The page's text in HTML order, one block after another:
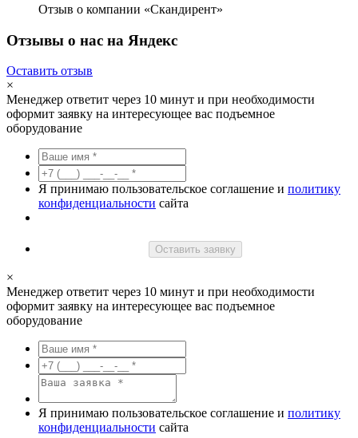
Отзыв о компании «Скандирент»
Отзывы о нас на Яндекс
Оставить отзыв
×
Менеджер ответит через 10 минут и при необходимости
оформит заявку на интересующее вас подъемное
оборудование
Я принимаю пользовательское соглашение и политику
конфиденциальности сайта
Оставить заявку
×
Менеджер ответит через 10 минут и при необходимости
оформит заявку на интересующее вас подъемное
оборудование
Я принимаю пользовательское соглашение и политику
конфиденциальности сайта